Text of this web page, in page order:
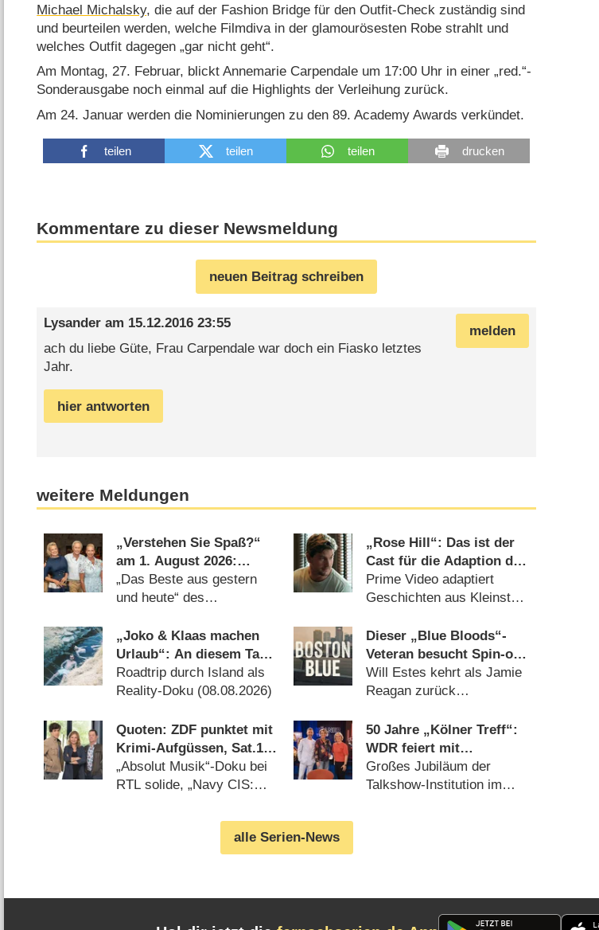
Michael Michalsky, die auf der Fashion Bridge für den Outfit-Check zuständig sind
und beurteilen werden, welche Filmdiva in der glamourösesten Robe strahlt und
welches Outfit dagegen „gar nicht geht“.
Am Montag, 27. Februar, blickt Annemarie Carpendale um 17:00 Uhr in einer „red.“-
Sonderausgabe noch einmal auf die Highlights der Verleihung zurück.
Am 24. Januar werden die Nominierungen zu den 89. Academy Awards verkündet.
teilen teilen teilen drucken
Kommentare zu dieser Newsmeldung
neuen Beitrag schreiben
melden
Lysanderam 15.12.2016 23:55
ach du liebe Güte, Frau Carpendale war doch ein Fiasko letztes
Jahr.
hier antworten
weitere Meldungen
„Verstehen Sie Spaß?“
am 1. August 2026:
Schöneberger blickt mit
Kiewel und Kraus zurück
„Das Beste aus gestern
und heute“ des
(30.07.2026)
„Rose Hill“: Das ist der
Cast für die Adaption der
beliebten Romantik-
Romane
Prime Video adaptiert
Geschichten aus Kleinstadt
(29.07.2026)
„Joko & Klaas machen
Urlaub“: An diesem Tag
startet die neue Sendung
des Entertainer-Duos
Roadtrip durch Island als
Reality-Doku (08.08.2026)
Dieser „Blue Bloods“-
Veteran besucht Spin-off
„Boston Blue“
Will Estes kehrt als Jamie
Reagan zurück
Quoten: ZDF punktet mit
Krimi-Aufgüssen, Sat.1
mit Zweitliga-Auftakt
„Absolut Musik“-Doku bei
RTL solide, „Navy CIS:
Eins (08.08.2026)
50 Jahre „Kölner Treff“:
WDR feiert mit
Primetime-Show, Doku
und Rückblicken
Großes Jubiläum der
Talkshow-Institution im
alle Serien-News